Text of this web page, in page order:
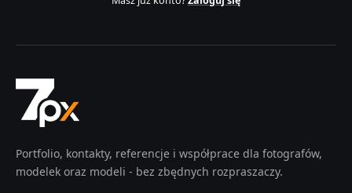
Portfolio, kontakty, referencje i współprace dla fotografów,
modelek oraz modeli - bez zbędnych rozpraszaczy.